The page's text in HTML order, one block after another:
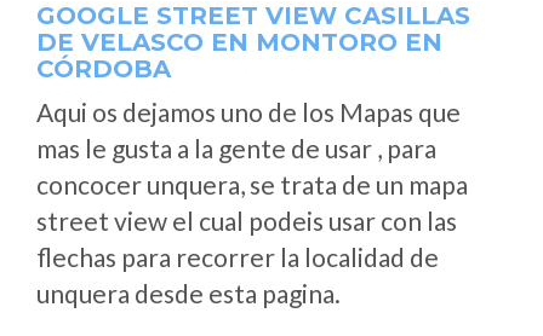
GOOGLE STREET VIEW CASILLAS
DE VELASCO EN MONTORO EN
CÓRDOBA
Aqui os dejamos uno de los Mapas que
mas le gusta a la gente de usar , para
concocer unquera, se trata de un mapa
street view el cual podeis usar con las
flechas para recorrer la localidad de
unquera desde esta pagina.